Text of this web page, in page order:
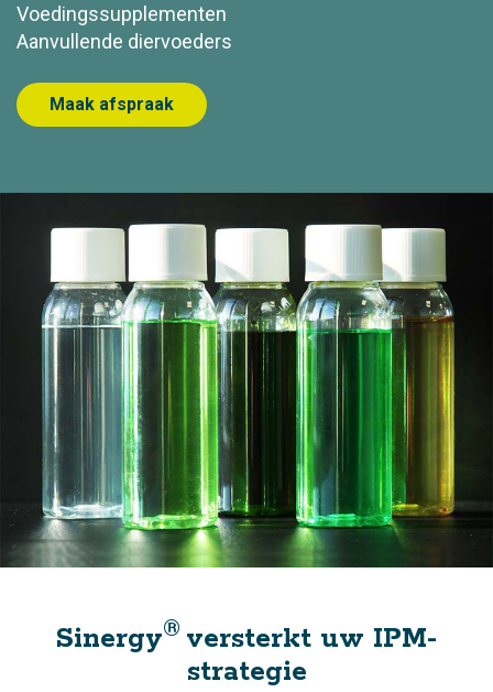
Voedingssupplementen
Aanvullende diervoeders
Maak afspraak
Sinergy® versterkt uw IPM-
strategie